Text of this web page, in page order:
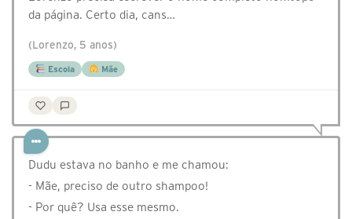
da página. Certo dia, cans…
(Lorenzo, 5 anos)
Escola Mãe
Dudu estava no banho e me chamou:
- Mãe, preciso de outro shampoo!
- Por quê? Usa esse mesmo.